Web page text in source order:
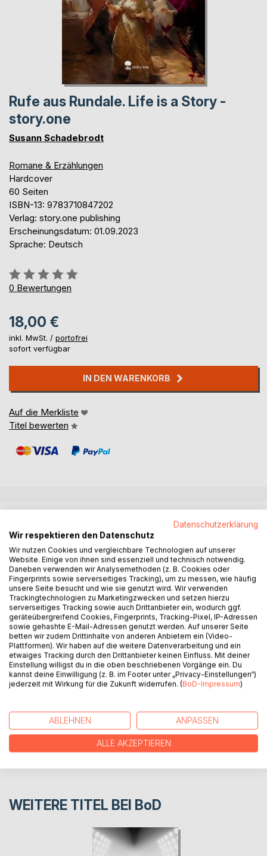
Rufe aus Rundale. Life is a Story -
story.one
Susann Schadebrodt
Romane & Erzählungen
Hardcover
60 Seiten
ISBN-13: 9783710847202
Verlag: story.one publishing
Erscheinungsdatum: 01.09.2023
Sprache: Deutsch
Bewertung::
0%
0 Bewertungen
18,00 €
inkl. MwSt. / portofrei
sofort verfügbar
IN DEN WARENKORB
Auf die Merkliste
Titel bewerten
Ein Zwischenstopp führt die junge Programmiererin Jella in
die lettische Hauptstadt Riga. Eigentlich muss sie weiter zu
einer Tech-Konferenz, doch die unerwartete Begegnung
mit einer geheimnisvollen Frau ändert alles. Jella verpasst
ihren Flug und folgt dem Hinweis in das Schloss Rundale zu
gehen. Nach und nach wird ihr bewusst, dass dieser Trip
kein Zufall ist.
AUTOR/IN
REZENSIONEN
WEITERE TITEL BEI BoD
Datenschutzerklärung
Wir respektieren den Datenschutz
Wir nutzen Cookies und vergleichbare Technologien auf unserer
Website. Einige von ihnen sind essenziell und technisch notwendig.
Daneben verwenden wir Analysemethoden (z. B. Cookies oder
Fingerprints sowie serverseitiges Tracking), um zu messen, wie häufig
unsere Seite besucht und wie sie genutzt wird. Wir verwenden
Trackingtechnologien zu Marketingzwecken und setzen hierzu
serverseitiges Tracking sowie auch Drittanbieter ein, wodurch ggf.
geräteübergreifend Cookies, Fingerprints, Tracking-Pixel, IP-Adressen
sowie gehashte E-Mail-Adressen genutzt werden. Auf unserer Seite
betten wir zudem Drittinhalte von anderen Anbietern ein (Video-
Plattformen). Wir haben auf die weitere Datenverarbeitung und ein
etwaiges Tracking durch den Drittanbieter keinen Einfluss. Mit deiner
Einstellung willigst du in die oben beschriebenen Vorgänge ein. Du
kannst deine Einwilligung (z. B. im Footer unter „Privacy-Einstellungen“)
jederzeit mit Wirkung für die Zukunft widerrufen. (BoD-Impressum)
ABLEHNEN ANPASSEN
ALLE AKZEPTIEREN